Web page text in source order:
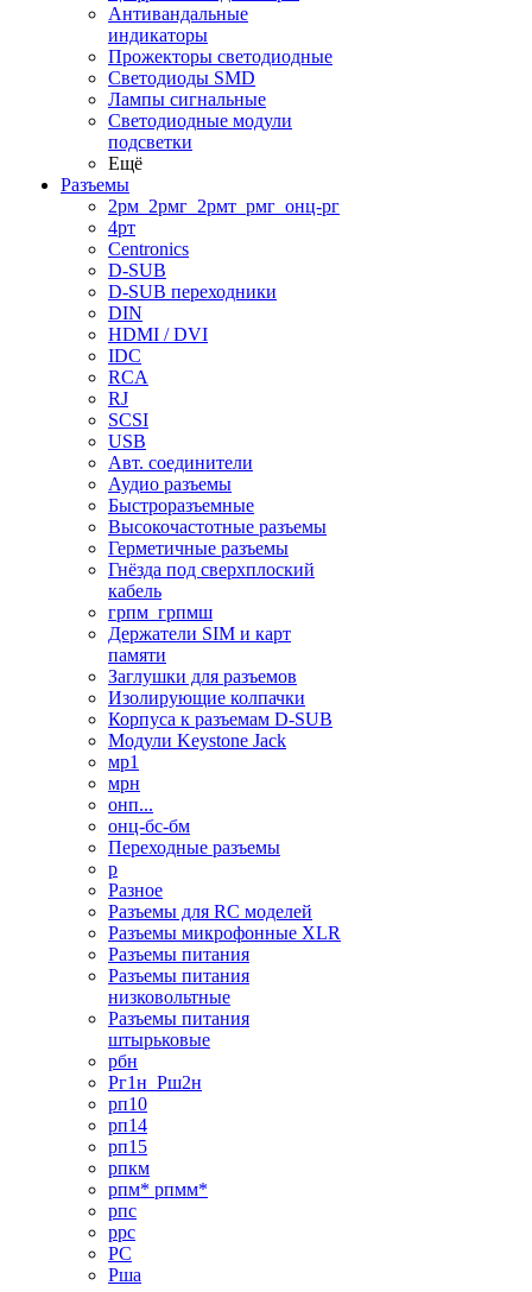
Антивандальные
индикаторы
Прожекторы светодиодные
Светодиоды SMD
Лампы сигнальные
Светодиодные модули
подсветки
Ещё
Разъемы
2рм_2рмг_2рмт_рмг_онц-рг
4рт
Centronics
D-SUB
D-SUB переходники
DIN
HDMI / DVI
IDC
RCA
RJ
SCSI
USB
Авт. соединители
Аудио разъемы
Быстроразъемные
Высокочастотные разъемы
Герметичные разъемы
Гнёзда под сверхплоский
кабель
грпм_грпмш
Держатели SIM и карт
памяти
Заглушки для разъемов
Изолирующие колпачки
Корпуса к разъемам D-SUB
Модули Keystone Jack
мр1
мрн
онп...
онц-бс-бм
Переходные разъемы
р
Разное
Разъемы для RC моделей
Разъемы микрофонные XLR
Разъемы питания
Разъемы питания
низковольтные
Разъемы питания
штырьковые
рбн
Рг1н_Рш2н
рп10
рп14
рп15
рпкм
рпм* рпмм*
рпс
ррс
РС
Рша